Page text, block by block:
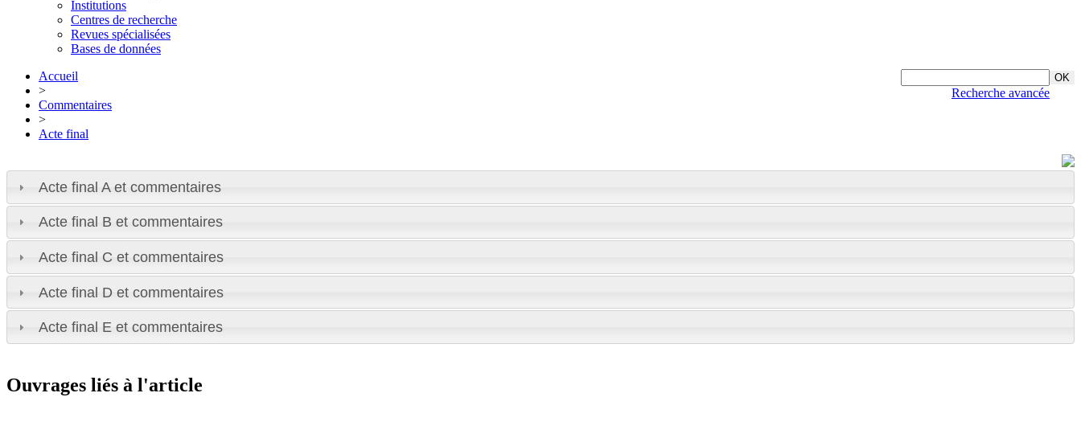
Institutions
Centres de recherche
Revues spécialisées
Bases de données
Recherche avancée
Accueil
>
Commentaires
>
Acte final
Acte final A et commentaires
Acte final B et commentaires
Acte final C et commentaires
Acte final D et commentaires
Acte final E et commentaires
Ouvrages liés à l'article